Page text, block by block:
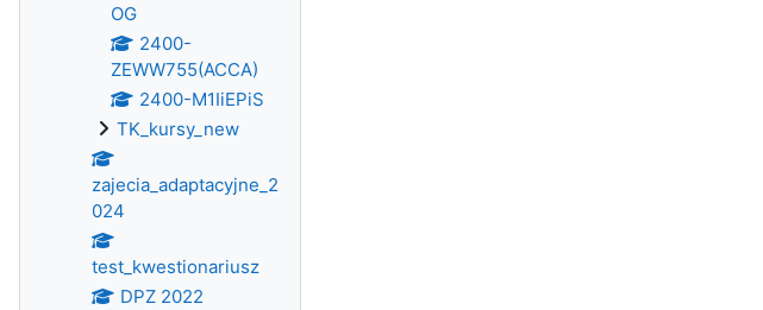
OG
2400-
ZEWW755(ACCA)
2400-M1IiEPiS
TK_kursy_new
zajecia_adaptacyjne_2
024
test_kwestionariusz
DPZ 2022